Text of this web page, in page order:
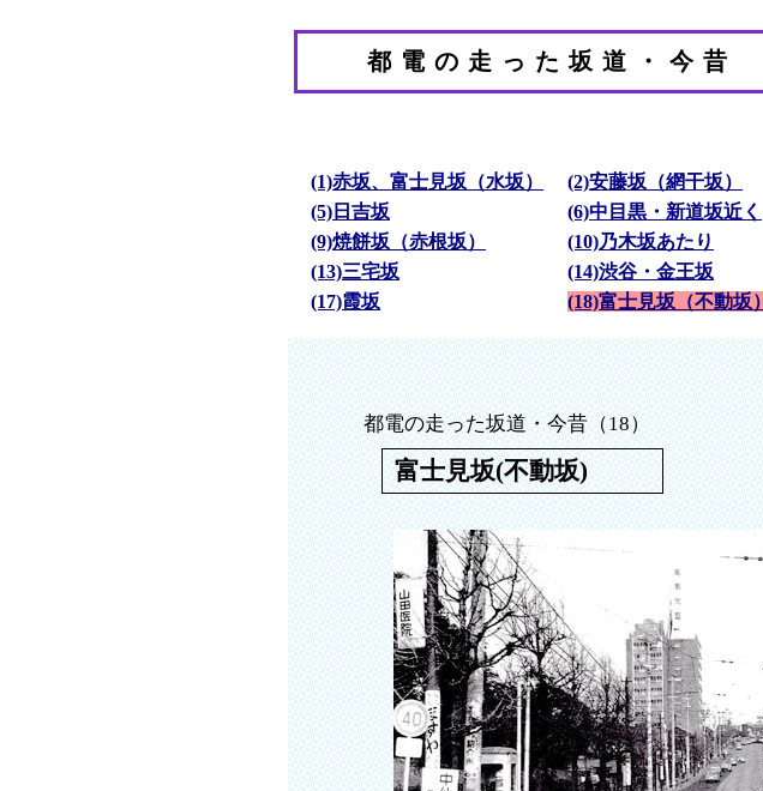
都電の走った坂道・今昔
(1)赤坂、富士見坂（水坂） (2)安藤坂（網干坂）
(5)日吉坂
(6)中目黒・新道坂近く
(9)焼餅坂（赤根坂）
(10)乃木坂あたり
(13)三宅坂
(14)渋谷・金王坂
(17)霞坂
(18)富士見坂（不動坂）
都電の走った坂道・今昔（18）
富士見坂(不動坂)